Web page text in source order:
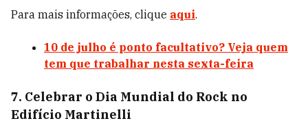
Para mais informações, clique aqui.
10 de julho é ponto facultativo? Veja quem
tem que trabalhar nesta sexta-feira
7. Celebrar o Dia Mundial do Rock no
Edifício Martinelli